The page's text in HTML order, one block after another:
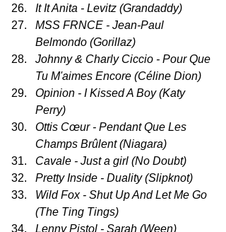
It It Anita - Levitz (Grandaddy)
MSS FRNCE - Jean-Paul
Belmondo (Gorillaz)
Johnny & Charly Ciccio - Pour Que
Tu M'aimes Encore (Céline Dion)
Opinion - I Kissed A Boy (Katy
Perry)
Ottis Cœur - Pendant Que Les
Champs Brûlent (Niagara)
Cavale - Just a girl (No Doubt)
Pretty Inside - Duality (Slipknot)
Wild Fox - Shut Up And Let Me Go
(The Ting Tings)
Lenny Pistol - Sarah (Ween)